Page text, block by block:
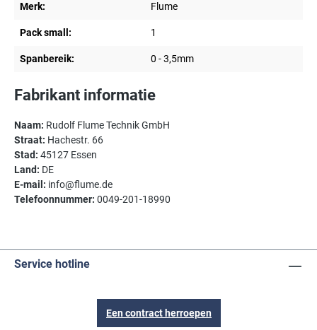
Merk: Flume
Pack small: 1
Spanbereik: 0 - 3,5mm
Fabrikant informatie
Naam: Rudolf Flume Technik GmbH
Straat: Hachestr. 66
Stad: 45127 Essen
Land: DE
E-mail: info@flume.de
Telefoonnummer: 0049-201-18990
Service hotline
Een contract herroepen